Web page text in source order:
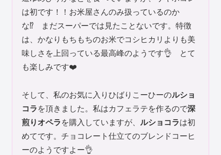
は初です！！お米屋さんのみ扱っているのか
な⁉️ まだスーパーでは見たことないです。特徴
は、かなりもちもちのお米でコシヒカリよりも美
味しさを上回っている最高峰のようです👌 とて
も楽しみです❤️
そして、私のお気に入りひばりこーひーのルショ
コラ を頂きました。私はカフェラテを作るので深
煎りオペラ を購入していますが、 ルショコラは初
めてです。チョコレート仕立てのブレンドコーヒ
ーのようですよー👌